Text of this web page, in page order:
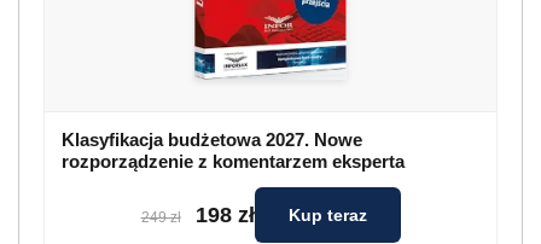
Klasyfikacja budżetowa 2027. Nowe
rozporządzenie z komentarzem eksperta
249 zł 198 zł Kup teraz